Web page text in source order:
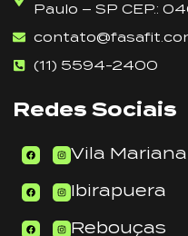
Paulo – SP CEP.:
(11) 5594-2400
Redes Sociais
Vila Mariana
Ibirapuera
Rebouças